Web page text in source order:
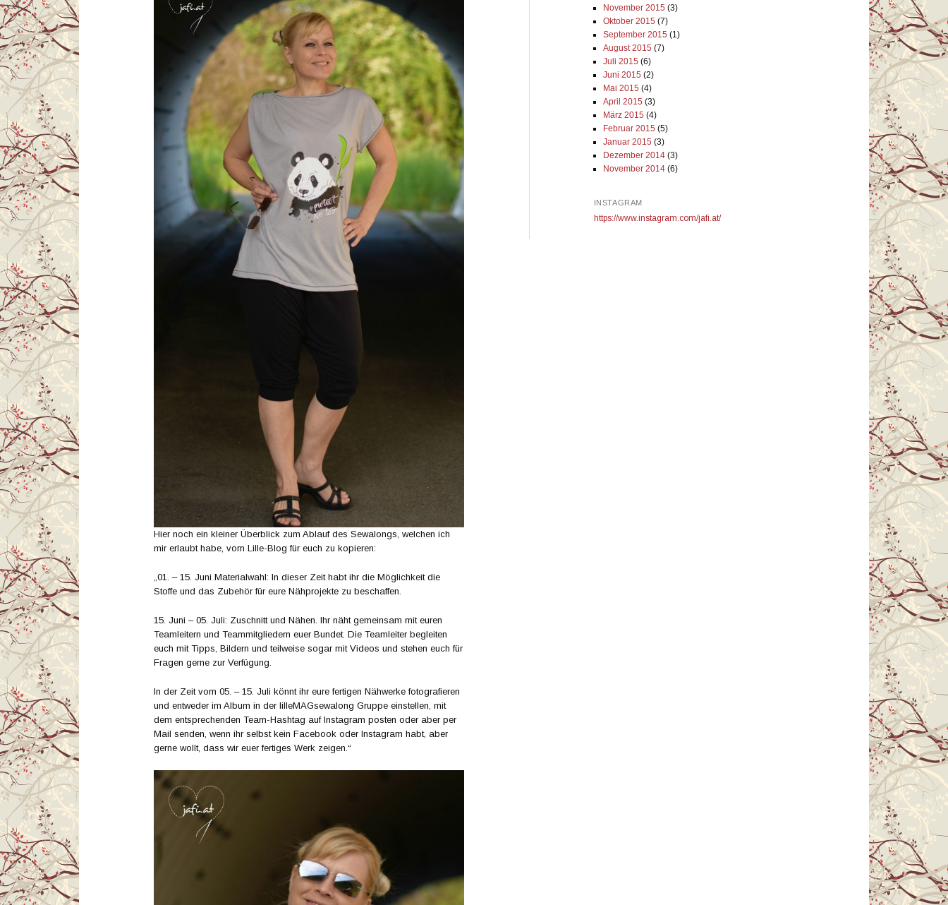
Hier noch ein kleiner Überblick zum Ablauf des Sewalongs, welchen ich
mir erlaubt habe, vom Lille-Blog für euch zu kopieren:
„01. – 15. Juni Materialwahl: In dieser Zeit habt ihr die Möglichkeit die
Stoffe und das Zubehör für eure Nähprojekte zu beschaffen.
15. Juni – 05. Juli: Zuschnitt und Nähen. Ihr näht gemeinsam mit euren
Teamleitern und Teammitgliedern euer Bundet. Die Teamleiter begleiten
euch mit Tipps, Bildern und teilweise sogar mit Videos und stehen euch für
Fragen gerne zur Verfügung.
In der Zeit vom 05. – 15. Juli könnt ihr eure fertigen Nähwerke fotografieren
und entweder im Album in der lilleMAGsewalong Gruppe einstellen, mit
dem entsprechenden Team-Hashtag auf Instagram posten oder aber per
Mail senden, wenn ihr selbst kein Facebook oder Instagram habt, aber
gerne wollt, dass wir euer fertiges Werk zeigen.“
November 2015 (3)
Oktober 2015 (7)
September 2015 (1)
August 2015 (7)
Juli 2015 (6)
Juni 2015 (2)
Mai 2015 (4)
April 2015 (3)
März 2015 (4)
Februar 2015 (5)
Januar 2015 (3)
Dezember 2014(3)
November 2014(6)
INSTAGRAM
https://www.instagram.com/jafi.at/